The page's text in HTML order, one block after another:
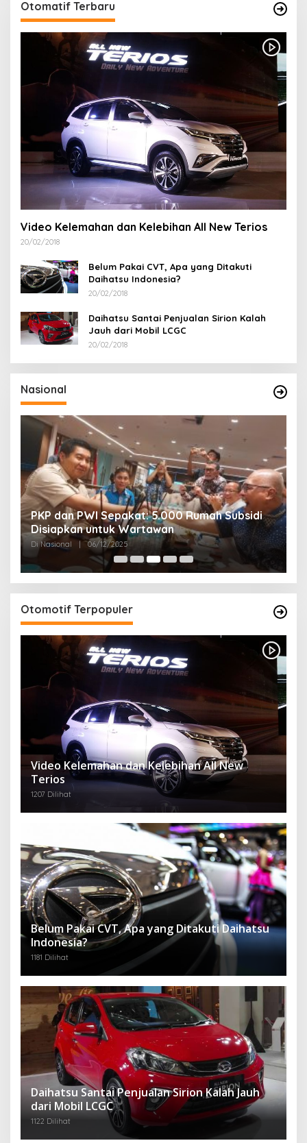
Otomatif Terbaru
Video Kelemahan dan Kelebihan All New Terios
20/02/2018
Belum Pakai CVT, Apa yang Ditakuti
Daihatsu Indonesia?
20/02/2018
Daihatsu Santai Penjualan Sirion Kalah
Jauh dari Mobil LCGC
20/02/2018
Nasional
PKP dan PWI Sepakat: 5.000 Rumah Subsidi
Disiapkan untuk Wartawan
Di Nasional 06/12/2025
Otomotif Terpopuler
Video Kelemahan dan Kelebihan All New
Terios
1207 Dilihat
Belum Pakai CVT, Apa yang Ditakuti Daihatsu
Indonesia?
1181 Dilihat
Daihatsu Santai Penjualan Sirion Kalah Jauh
dari Mobil LCGC
1122 Dilihat